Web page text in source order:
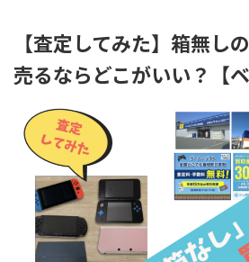
【査定してみた】箱無し
売るならどこがいい？【ベ